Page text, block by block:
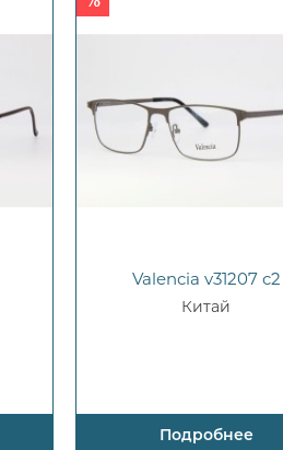
Valencia v31207 c2
Китай
Подробнее